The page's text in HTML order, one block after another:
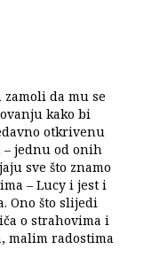
da mu se
kako bi
otkrivenu
jednu od onih
sve što znamo
– Lucy i jest i
Ono što slijedi
o strahovima i
malim radostima